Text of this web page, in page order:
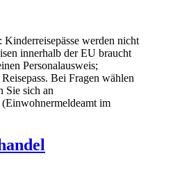
werden nicht
innerhalb der EU braucht
Personalausweis;
Bei Fragen wählen
Sie sich an
im